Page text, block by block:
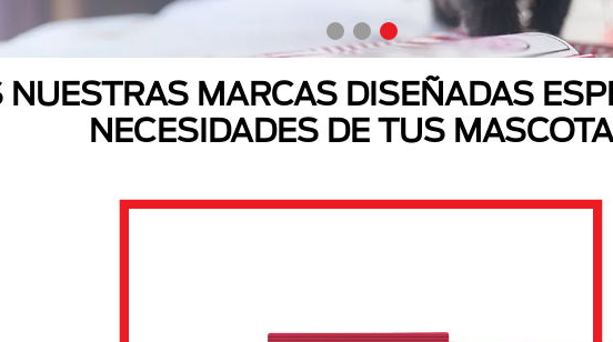
NUESTRAS MARCAS DISEÑADAS
NECESIDADES DE TUS